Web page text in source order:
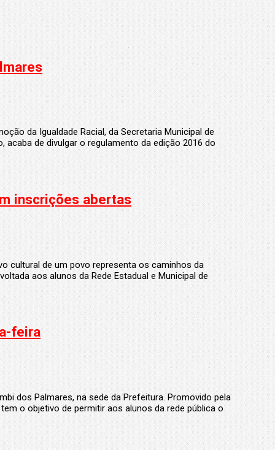
de divulgar o regulamento da edição 2016 do
inscrições abertas
cultural de um povo representa os caminhos da
aos alunos da Rede Estadual e Municipal de
feira
dos Palmares, na sede da Prefeitura. Promovido pela
o objetivo de permitir aos alunos da rede pública o